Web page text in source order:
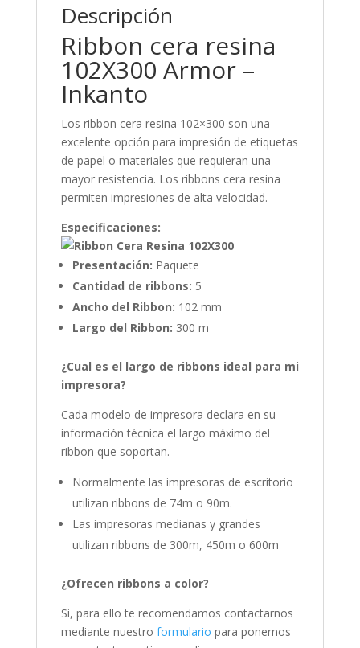
Descripción
Ribbon cera resina
102X300 Armor –
Inkanto
Los ribbon cera resina 102×300 son una
excelente opción para impresión de etiquetas
de papel o materiales que requieran una
mayor resistencia. Los ribbons cera resina
permiten impresiones de alta velocidad.
Especificaciones:
Presentación: Paquete
Cantidad de ribbons: 5
Ancho del Ribbon: 102 mm
Largo del Ribbon: 300 m
¿Cual es el largo de ribbons ideal para mi
impresora?
Cada modelo de impresora declara en su
información técnica el largo máximo del
ribbon que soportan.
Normalmente las impresoras de escritorio
utilizan ribbons de 74m o 90m.
Las impresoras medianas y grandes
utilizan ribbons de 300m, 450m o 600m
¿Ofrecen ribbons a color?
Si, para ello te recomendamos contactarnos
mediante nuestro formulario para ponernos